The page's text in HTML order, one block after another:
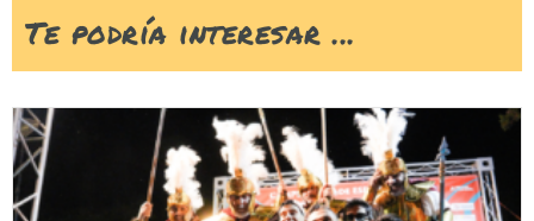
Te podría interesar ...